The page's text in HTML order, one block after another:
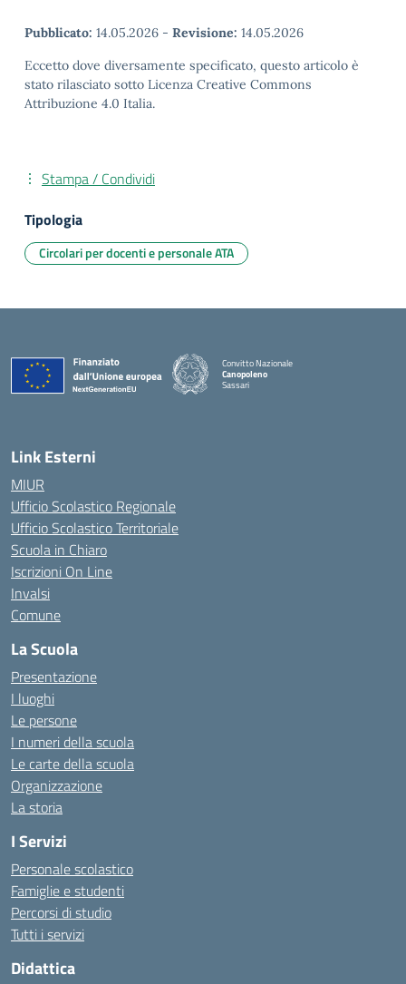
Pubblicato: 14.05.2026 - Revisione: 14.05.2026
Eccetto dove diversamente specificato, questo articolo è
stato rilasciato sotto Licenza Creative Commons
Attribuzione 4.0 Italia.
Stampa / Condividi
Tipologia
Circolari per docenti e personale ATA
Convitto Nazionale
Canopoleno
Sassari
Link Esterni
MIUR
Ufficio Scolastico Regionale
Ufficio Scolastico Territoriale
Scuola in Chiaro
Iscrizioni On Line
Invalsi
Comune
La Scuola
Presentazione
I luoghi
Le persone
I numeri della scuola
Le carte della scuola
Organizzazione
La storia
I Servizi
Personale scolastico
Famiglie e studenti
Percorsi di studio
Tutti i servizi
Didattica